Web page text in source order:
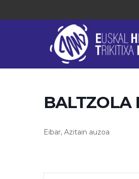
BALTZOLA
Eibar, Azitain auzoa